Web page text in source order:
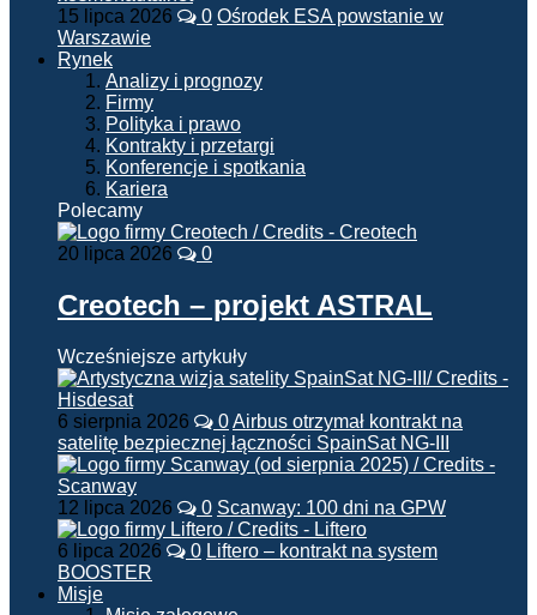
15 lipca 2026 0 Ośrodek ESA powstanie w
Warszawie
Rynek
Analizy i prognozy
Firmy
Polityka i prawo
Kontrakty i przetargi
Konferencje i spotkania
Kariera
Polecamy
20 lipca 2026 0
Creotech – projekt ASTRAL
Wcześniejsze artykuły
6 sierpnia 2026 0Airbus otrzymał kontrakt na
satelitę bezpiecznej łączności SpainSat NG-III
12 lipca 2026 0 Scanway: 100 dni na GPW
6 lipca 2026 0 Liftero – kontrakt na system
BOOSTER
Misje